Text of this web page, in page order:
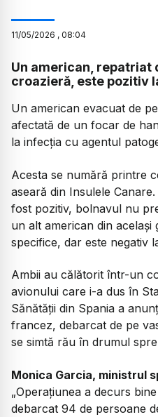
11/05/2026 , 08:04
Un american, repatriat
croazieră, este pozitiv
Un american evacuat de
afectată de un focar de
la infecția cu agentul
Acesta se numără printre
aseară din Insulele
fost pozitiv, bolnavul nu
un alt american din
specifice, dar este negativ
Ambii au călătorit într-un
avionului care i-a dus în
Sănătății din Spania a
francez, debarcat de pe
se simtă rău în drumul
Monica Garcia, ministrul
„Operațiunea a decurs
debarcat 94 de persoane